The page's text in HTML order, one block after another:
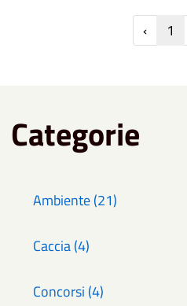
‹ 1
Categorie
Ambiente (21)
Caccia (4)
Concorsi (4)